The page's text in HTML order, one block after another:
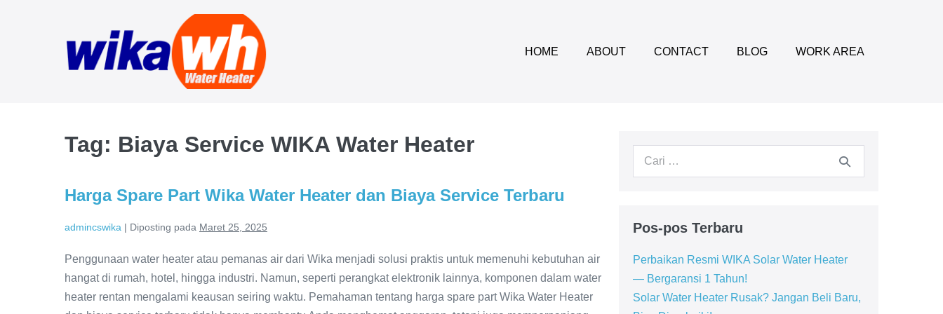
HOME ABOUT CONTACT BLOG WORK AREA
Tag: Biaya Service WIKA Water Heater
Harga Spare Part Wika Water Heater dan Biaya Service Terbaru
admincswika | Diposting pada Maret 25, 2025
Penggunaan water heater atau pemanas air dari Wika menjadi solusi praktis untuk memenuhi kebutuhan air
hangat di rumah, hotel, hingga industri. Namun, seperti perangkat elektronik lainnya, komponen dalam water
heater rentan mengalami keausan seiring waktu. Pemahaman tentang harga spare part Wika Water Heater
Pencarian
Pos-pos Terbaru
Perbaikan Resmi WIKA Solar Water Heater
— Bergaransi 1 Tahun!
Solar Water Heater Rusak? Jangan Beli Baru,